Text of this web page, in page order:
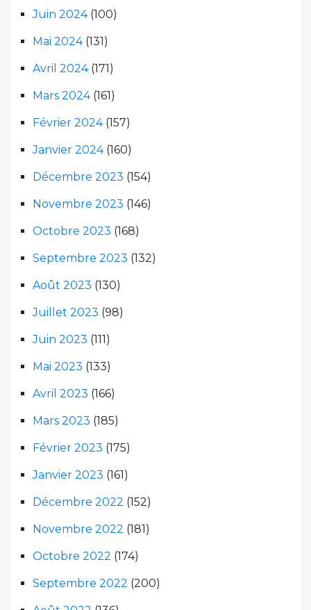
Juin 2024(100)
Mai 2024(131)
Avril 2024(171)
Mars 2024(161)
Février 2024(157)
Janvier 2024(160)
Décembre 2023 (154)
Novembre 2023 (146)
Octobre 2023 (168)
Septembre 2023 (132)
Août 2023 (130)
Juillet 2023 (98)
Juin 2023 (111)
Mai 2023 (133)
Avril 2023 (166)
Mars 2023 (185)
Février 2023 (175)
Janvier 2023 (161)
Décembre 2022 (152)
Novembre 2022 (181)
Octobre 2022 (174)
Septembre 2022 (200)